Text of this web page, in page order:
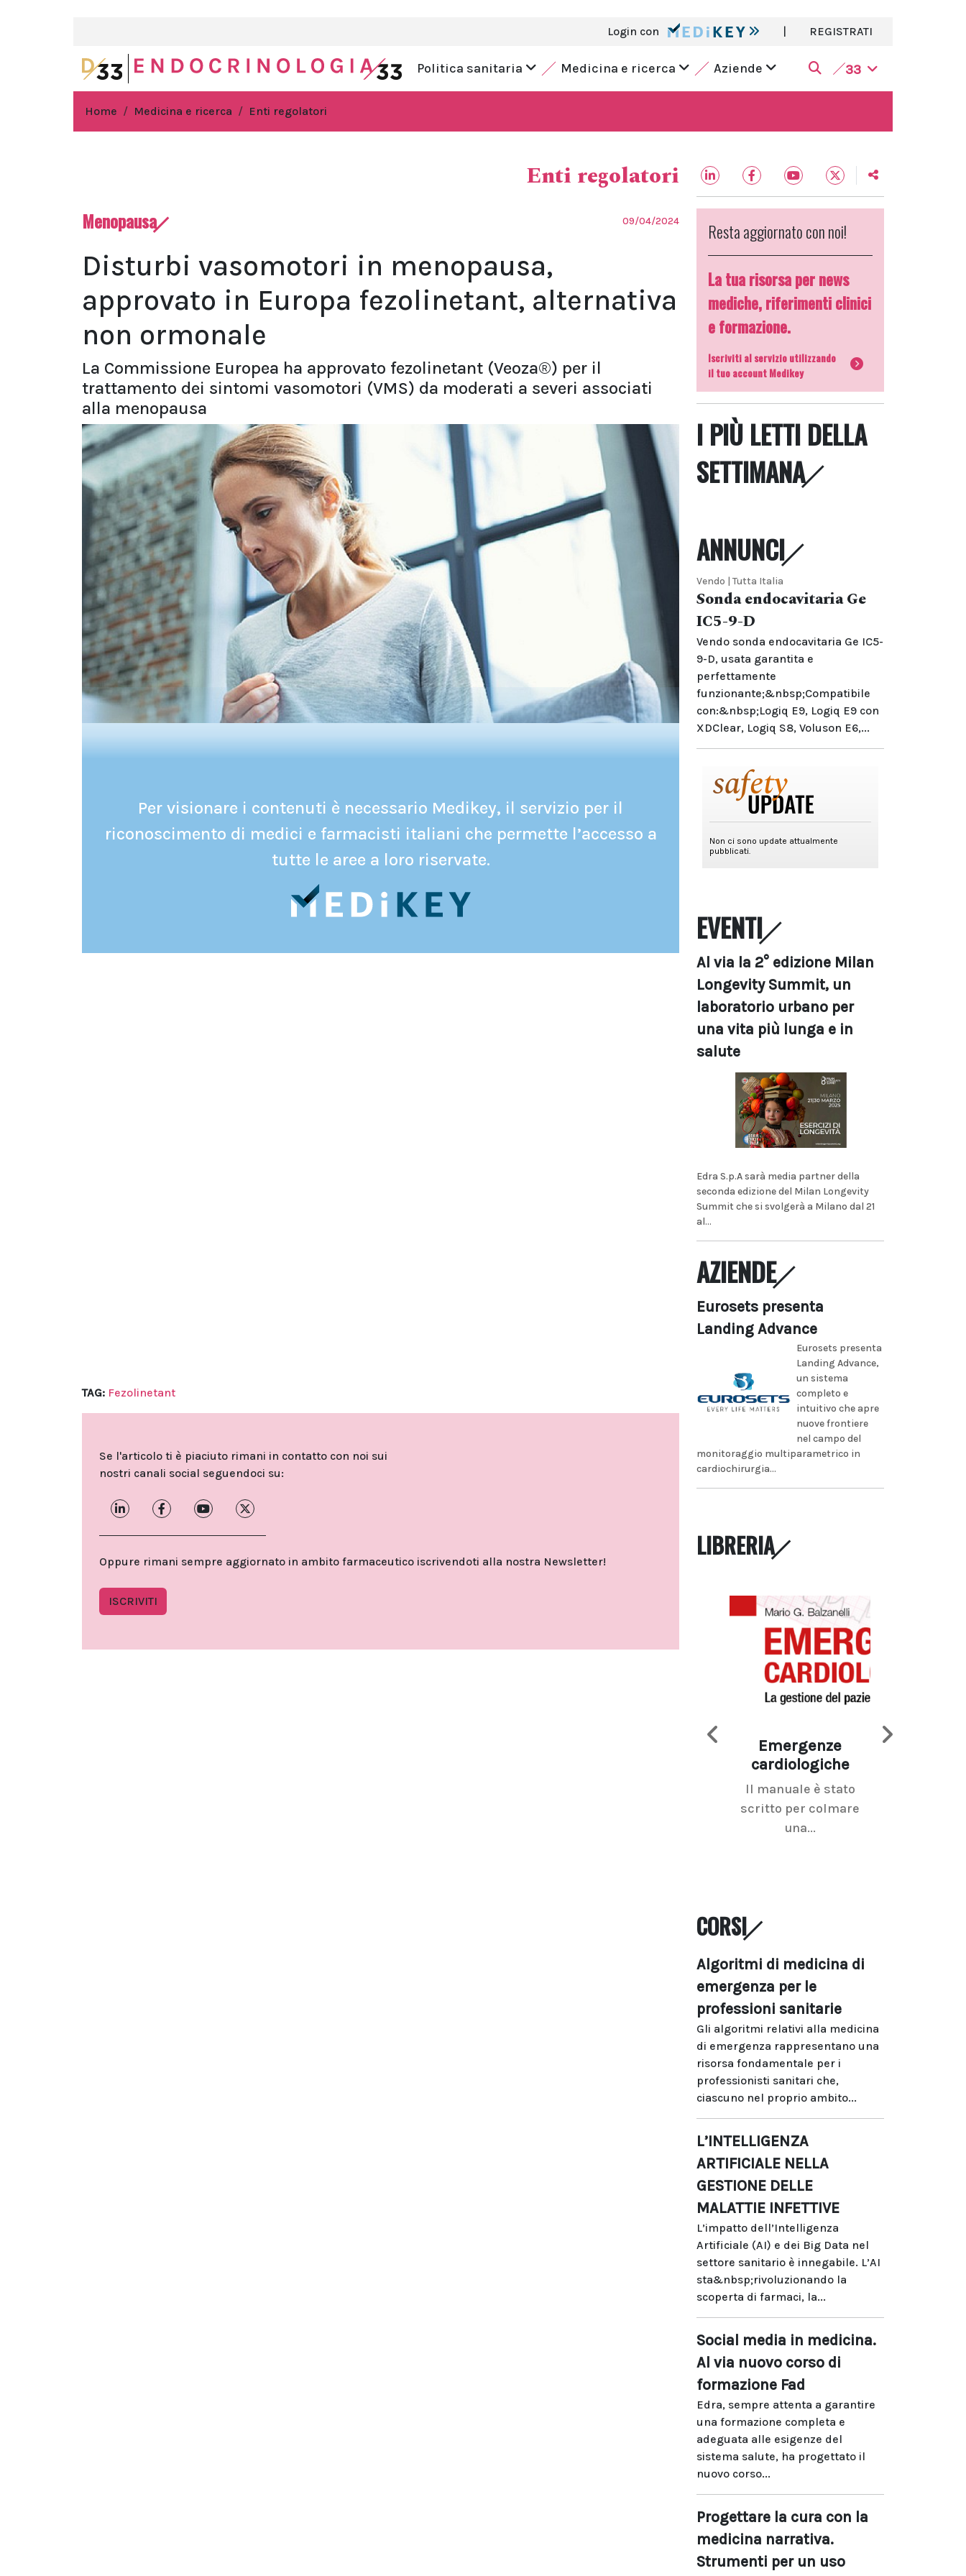
Login con | REGISTRATI
Politica sanitaria Medicina e ricerca Aziende 33
Home Medicina e ricerca Enti regolatori
Enti regolatori
Menopausa 09/04/2024
Disturbi vasomotori in menopausa,
approvato in Europa fezolinetant, alternativa
non ormonale
La Commissione Europea ha approvato fezolinetant (Veoza®) per il
trattamento dei sintomi vasomotori (VMS) da moderati a severi associati
alla menopausa
Per visionare i contenuti è necessario Medikey, il servizio per il
riconoscimento di medici e farmacisti italiani che permette l’accesso a
tutte le aree a loro riservate.
TAG: Fezolinetant
Se l'articolo ti è piaciuto rimani in contatto con noi sui
nostri canali social seguendoci su:
Oppure rimani sempre aggiornato in ambito farmaceutico iscrivendoti alla nostra Newsletter!
ISCRIVITI
Resta aggiornato con noi!
La tua risorsa per news
mediche, riferimenti clinici
e formazione.
Iscriviti al servizio utilizzando
il tuo account Medikey
I PIÙ LETTI DELLA
SETTIMANA
ANNUNCI
Vendo | Tutta Italia
Sonda endocavitaria Ge
IC5-9-D
Vendo sonda endocavitaria Ge IC5-
9-D, usata garantita e
perfettamente
funzionante;&nbsp;Compatibile
con:&nbsp;Logiq E9, Logiq E9 con
XDClear, Logiq S8, Voluson E6,...
EVENTI
Al via la 2° edizione Milan
Longevity Summit, un
laboratorio urbano per
una vita più lunga e in
salute
Edra S.p.A sarà media partner della
seconda edizione del Milan Longevity
Summit che si svolgerà a Milano dal 21
al...
AZIENDE
Eurosets presenta
Landing Advance
Eurosets presenta
Landing Advance,
un sistema
completo e
intuitivo che apre
nuove frontiere
nel campo del
monitoraggio multiparametrico in
cardiochirurgia...
LIBRERIA
Emergenze
cardiologiche
Il manuale è stato
scritto per colmare
una...
CORSI
Algoritmi di medicina di
emergenza per le
professioni sanitarie
Gli algoritmi relativi alla medicina
di emergenza rappresentano una
risorsa fondamentale per i
professionisti sanitari che,
ciascuno nel proprio ambito...
L’INTELLIGENZA
ARTIFICIALE NELLA
GESTIONE DELLE
MALATTIE INFETTIVE
L’impatto dell’Intelligenza
Artificiale (AI) e dei Big Data nel
settore sanitario è innegabile. L’AI
sta&nbsp;rivoluzionando la
scoperta di farmaci, la...
Social media in medicina.
Al via nuovo corso di
formazione Fad
Edra, sempre attenta a garantire
una formazione completa e
adeguata alle esigenze del
sistema salute, ha progettato il
nuovo corso...
Progettare la cura con la
medicina narrativa.
Strumenti per un uso